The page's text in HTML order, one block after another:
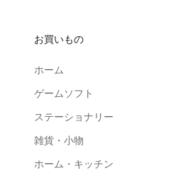
お買いもの
ホーム
ゲームソフト
ステーショナリー
雑貨・小物
ホーム・キッチン